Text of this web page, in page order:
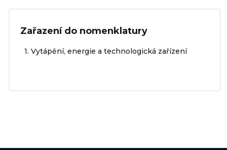
Zařazení do nomenklatury
1. Vytápění, energie a technologická zařízení